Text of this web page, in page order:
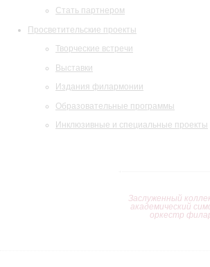
Стать партнером
Просветительские проекты
Творческие встречи
Выставки
Издания филармонии
Образовательные программы
Инклюзивные и специальные проекты
Заслуженный
академический
оркестр